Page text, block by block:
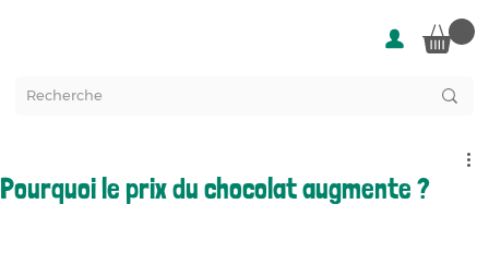
Pourquoi le prix du chocolat augmente ?